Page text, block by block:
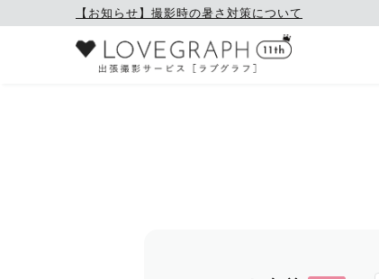
【お知らせ】撮影時の暑さ対策について